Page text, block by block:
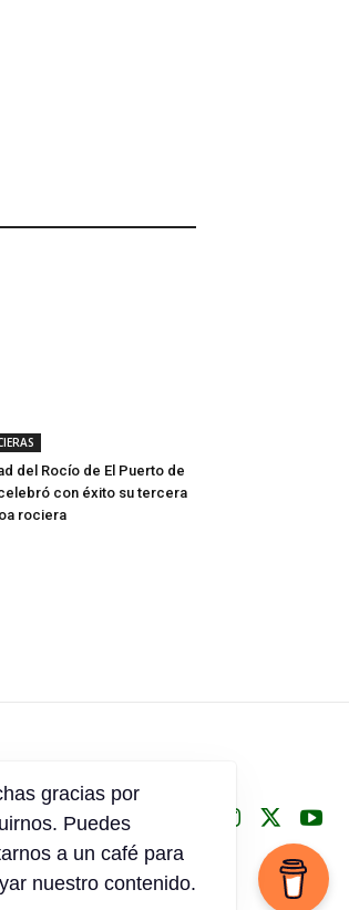
del Rocío de El Puerto de
con éxito su tercera
rociera
gracias por
Puedes
a un café para
nuestro contenido.